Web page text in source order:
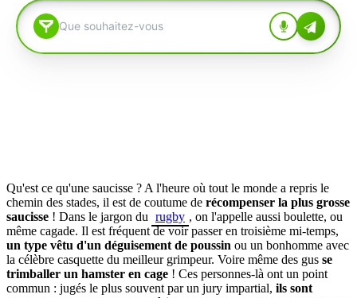
Qu'est ce qu'une saucisse ? A l'heure où tout le monde a repris le
chemin des stades, il est de coutume de récompenser la plus grosse
saucisse ! Dans le jargon du rugby , on l'appelle aussi boulette, ou
même cagade. Il est fréquent de voir passer en troisième mi-temps,
un type vêtu d'un déguisement de poussin ou un bonhomme avec
la célèbre casquette du meilleur grimpeur. Voire même des gus se
trimballer un hamster en cage ! Ces personnes-là ont un point
commun : jugés le plus souvent par un jury impartial, ils sont